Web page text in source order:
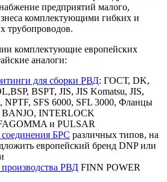
предприятий малого,
комплектующими гибких и
трубопроводов.
комплектующие европейских
аналоги:
для сборки РВД: ГОСТ, DK,
BSPT, JIS, JIS Komatsu, JIS,
NPTF, SFS 6000, SFL 3000, Фланцы
BANJO, INTERLOCK
и PULSAR
БРС различных типов, на
европейский бренд DNP или
РВД FINN POWER